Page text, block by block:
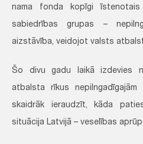
nama fonda kopīgi īstenotais
sabiedrības grupas –
aizstāvība, veidojot valsts
Šo divu gadu laikā izdevies
atbalsta rīkus
skaidrāk ieraudzīt, kāda
situācija Latvijā – veselības